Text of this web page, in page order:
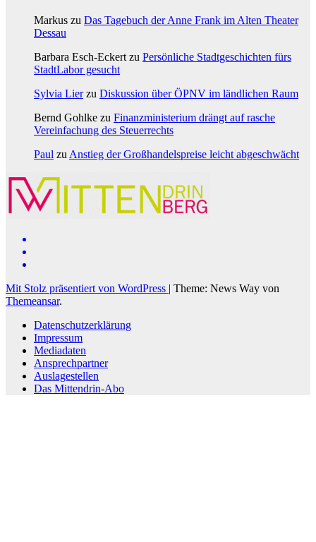
Markus zu Das Tagebuch der Anne Frank im Alten Theater
Dessau
Barbara Esch-Eckert zu Persönliche Stadtgeschichten fürs
StadtLabor gesucht
Sylvia Lierzu Diskussion über ÖPNV im ländlichen Raum
Bernd Gohlke zu Finanzministerium drängt auf rasche
Vereinfachung des Steuerrechts
Paul zu Anstieg der Großhandelspreise leicht abgeschwächt
Mit Stolz präsentiert von WordPress | Theme: News Way von
Themeansar.
Datenschutzerklärung
Impressum
Mediadaten
Ansprechpartner
Auslagestellen
Das Mittendrin-Abo